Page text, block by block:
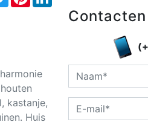
kastanje,
Huis
Contacten